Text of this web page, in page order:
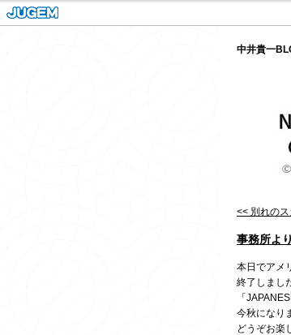
中井貴一
<< 別れの
事務所よ
本日でアメ
終了しまし
「
今秋になり
どうぞお楽